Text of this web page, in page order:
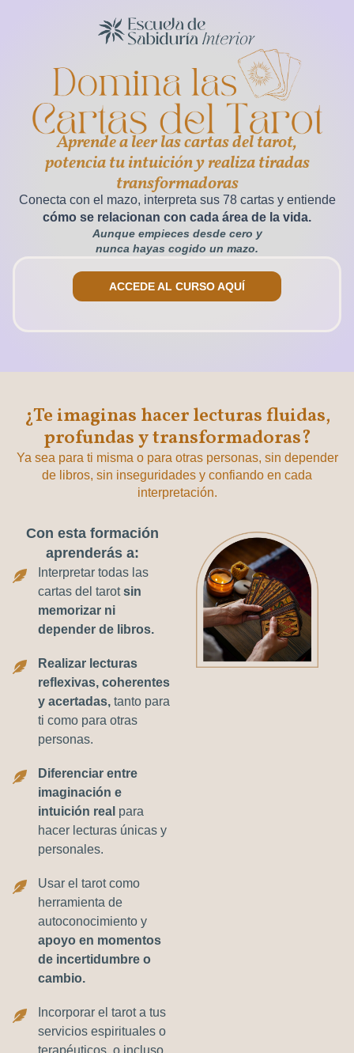
Aprende a leer las cartas del tarot,
potencia tu intuición y realiza tiradas
transformadoras
Conecta con el mazo, interpreta sus 78 cartas y entiende
cómo se relacionan con cada área de la vida.
Aunque empieces desde cero y
nunca hayas cogido un mazo.
ACCEDE AL CURSO AQUÍ
¿Te imaginas hacer lecturas fluidas,
profundas y transformadoras?
Ya sea para ti misma o para otras personas, sin depender
de libros, sin inseguridades y confiando en cada
interpretación.
Con esta formación
aprenderás a:
Interpretar todas las
cartas del tarotsin
memorizar ni
depender de libros.
Realizar lecturas
reflexivas, coherentes
y acertadas, tanto para
ti como para otras
personas.
Diferenciar entre
imaginación e
intuición real para
hacer lecturas únicas y
personales.
Usar el tarot como
herramienta de
autoconocimiento y
apoyo en momentos
de incertidumbre o
cambio.
Incorporar el tarot a tus
servicios espirituales o
terapéuticos, o incluso